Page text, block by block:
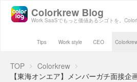
Work SaaSでもっと価値あるシゴトを。
Colorkrew Blog
Tips Work style CEO
TOP
Colorkrew
【東海オンエア】メンバーガチ面接企